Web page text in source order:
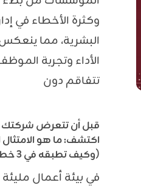
وكثرة الأخطاء في
البشرية، مما
الأداء وتجربة
تتفاقم دون
قبل أن تتعرض شركتك
اكتشف: ما هو
(وكيف تطبقه في 3 خطوات)
في بيئة أعمال مليئة